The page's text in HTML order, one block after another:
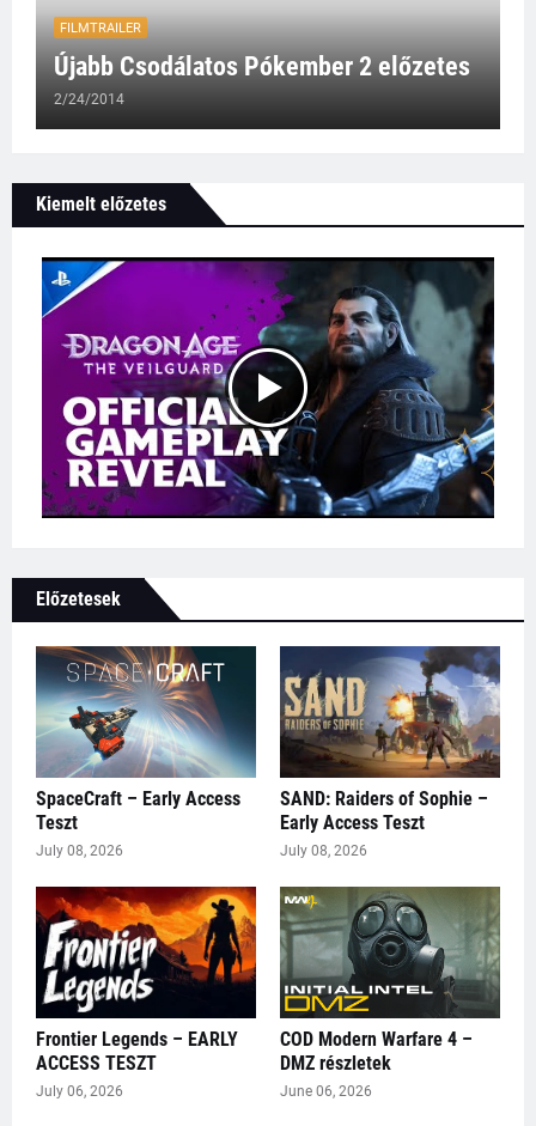
FILMTRAILER
Újabb Csodálatos Pókember 2 előzetes
2/24/2014
Kiemelt előzetes
Előzetesek
SpaceCraft – Early Access
Teszt
July 08, 2026
SAND: Raiders of Sophie –
Early Access Teszt
July 08, 2026
Frontier Legends – EARLY
ACCESS TESZT
July 06, 2026
COD Modern Warfare 4 –
DMZ részletek
June 06, 2026